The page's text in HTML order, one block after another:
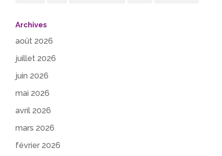
Archives
août 2026
juillet 2026
juin 2026
mai 2026
avril 2026
mars 2026
février 2026